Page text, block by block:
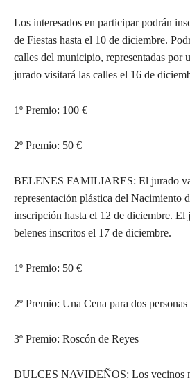
Los interesados en participar podrán
de Fiestas hasta el 10 de diciembre.
calles del municipio, representadas por
jurado visitará las calles el 16 de
1º Premio: 100 €
2º Premio: 50 €
BELENES FAMILIARES: El jurado
representación plástica del Nacimiento
inscripción hasta el 12 de diciembre. El
belenes inscritos el 17 de diciembre.
1º Premio: 50 €
2º Premio: Una Cena para dos personas
3º Premio: Roscón de Reyes
DULCES NAVIDEÑOS: Los vecinos